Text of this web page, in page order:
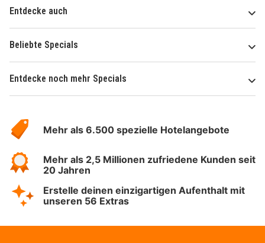
Entdecke auch
Beliebte Specials
Entdecke noch mehr Specials
Hotelspecials
Mehr als 6.500 spezielle Hotelangebote
Mehr als 2,5 Millionen zufriedene Kunden seit
20 Jahren
Erstelle deinen einzigartigen Aufenthalt mit
unseren 56 Extras